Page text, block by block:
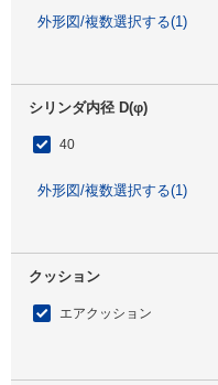
外形図/複数選択する(1)
シリンダ内径 D(φ)
40
外形図/複数選択する(1)
クッション
エアクッション